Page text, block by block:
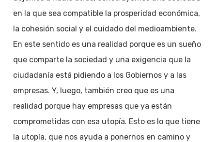
en la que sea compatible la prosperidad económica,
la cohesión social y el cuidado del medioambiente.
En este sentido es una realidad porque es un sueño
que comparte la sociedad y una exigencia que la
ciudadanía está pidiendo a los Gobiernos y a las
empresas. Y, luego, también creo que es una
realidad porque hay empresas que ya están
comprometidas con esa utopía. Esto es lo que tiene
la utopía, que nos ayuda a ponernos en camino y